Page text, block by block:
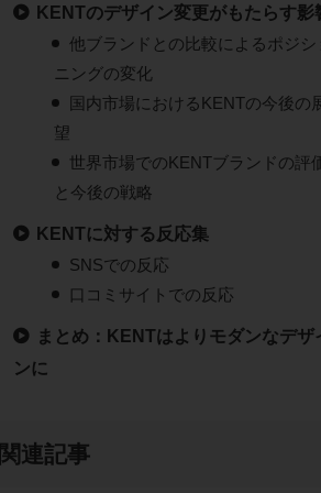
KENTのデザイン変更がもたらす影
他ブランドとの比較によるポジシ
ニングの変化
国内市場におけるKENTの今後の
望
世界市場でのKENTブランドの評
と今後の戦略
KENTに対する反応集
SNSでの反応
口コミサイトでの反応
まとめ：KENTはよりモダンなデザ
ンに
関連記事